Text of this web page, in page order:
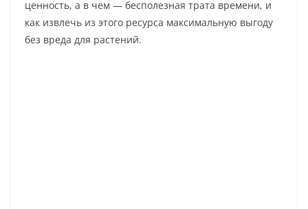
ценность, а в чем — бесполезная трата времени, и
как извлечь из этого ресурса максимальную выгоду
без вреда для растений.